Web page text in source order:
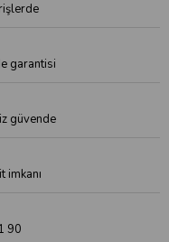
garantisi
güvende
imkanı
90